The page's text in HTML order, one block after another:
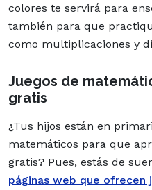
colores te servirá para
también para que
como multiplicaciones y
Juegos de
gratis
¿Tus hijos están en
matemáticos para que
gratis? Pues, estás de
páginas web que ofrecen